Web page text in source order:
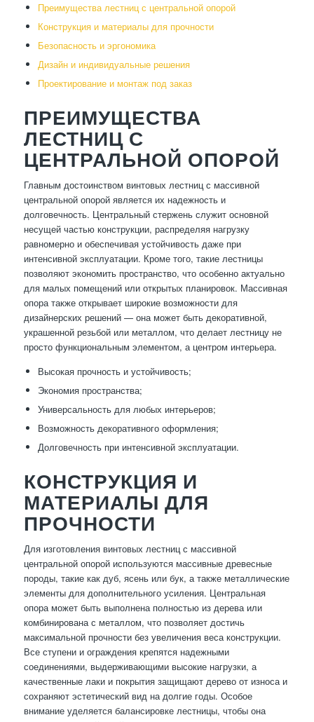
Преимущества лестниц с центральной опорой
Конструкция и материалы для прочности
Безопасность и эргономика
Дизайн и индивидуальные решения
Проектирование и монтаж под заказ
ПРЕИМУЩЕСТВА
ЛЕСТНИЦ С
ЦЕНТРАЛЬНОЙ ОПОРОЙ
Главным достоинством винтовых лестниц с массивной
центральной опорой является их надежность и
долговечность. Центральный стержень служит основной
несущей частью конструкции, распределяя нагрузку
равномерно и обеспечивая устойчивость даже при
интенсивной эксплуатации. Кроме того, такие лестницы
позволяют экономить пространство, что особенно актуально
для малых помещений или открытых планировок. Массивная
опора также открывает широкие возможности для
дизайнерских решений — она может быть декоративной,
украшенной резьбой или металлом, что делает лестницу не
просто функциональным элементом, а центром интерьера.
Высокая прочность и устойчивость;
Экономия пространства;
Универсальность для любых интерьеров;
Возможность декоративного оформления;
Долговечность при интенсивной эксплуатации.
КОНСТРУКЦИЯ И
МАТЕРИАЛЫ ДЛЯ
ПРОЧНОСТИ
Для изготовления винтовых лестниц с массивной
центральной опорой используются массивные древесные
породы, такие как дуб, ясень или бук, а также металлические
элементы для дополнительного усиления. Центральная
опора может быть выполнена полностью из дерева или
комбинирована с металлом, что позволяет достичь
максимальной прочности без увеличения веса конструкции.
Все ступени и ограждения крепятся надежными
соединениями, выдерживающими высокие нагрузки, а
качественные лаки и покрытия защищают дерево от износа и
сохраняют эстетический вид на долгие годы. Особое
внимание уделяется балансировке лестницы, чтобы она